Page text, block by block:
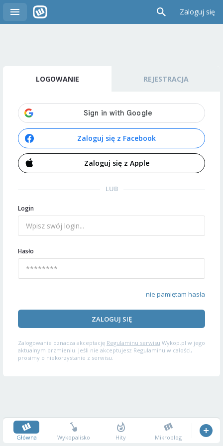
Zaloguj się
LOGOWANIE REJESTRACJA
Zaloguj się z Facebook
Zaloguj się z Apple
LUB
Login
Hasło
nie pamiętam hasła
ZALOGUJ SIĘ
Zalogowanie oznacza akceptację Regulaminu serwisu Wykop.pl w jego
aktualnym brzmieniu. Jeśli nie akceptujesz Regulaminu w całości,
prosimy o niekorzystanie z serwisu.
Główna Wykopalisko Hity Mikroblog